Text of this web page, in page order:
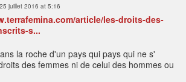
25 juillet 2016 at 5:16
article/les-droits-des-
s...
la roche d'un pays qui pays qui ne s'
des femmes ni de celui des hommes ou